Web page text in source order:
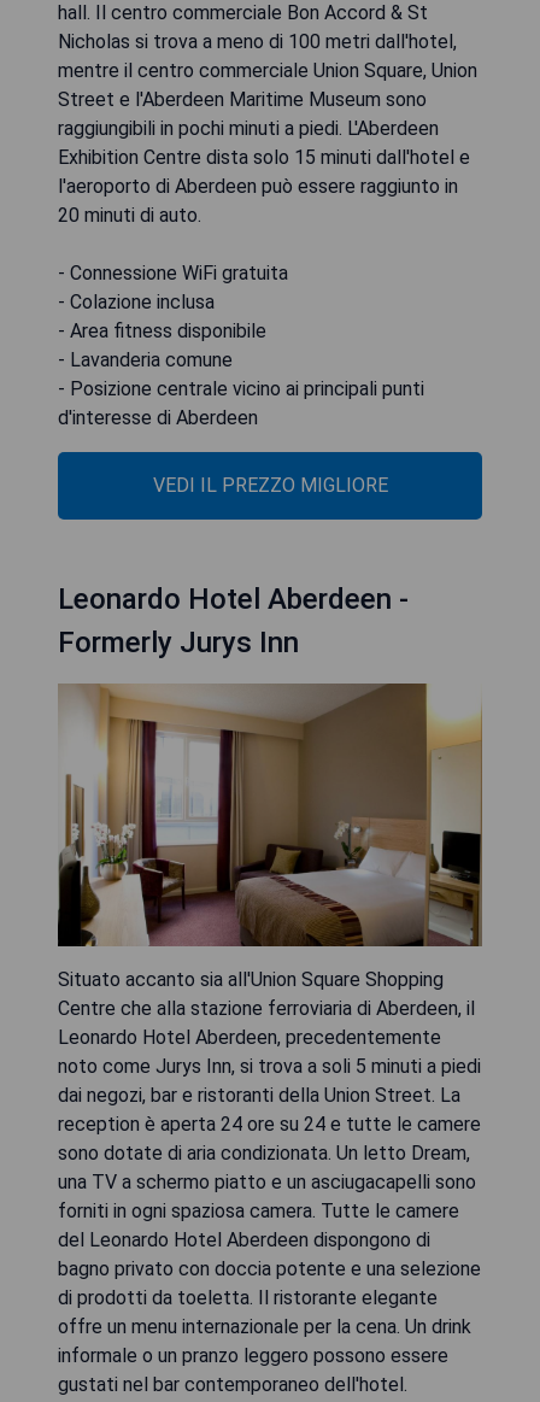
hall. Il centro commerciale Bon Accord & St
Nicholas si trova a meno di 100 metri dall'hotel,
mentre il centro commerciale Union Square, Union
Street e l'Aberdeen Maritime Museum sono
raggiungibili in pochi minuti a piedi. L'Aberdeen
Exhibition Centre dista solo 15 minuti dall'hotel e
l'aeroporto di Aberdeen può essere raggiunto in
20 minuti di auto.
- Connessione WiFi gratuita
- Colazione inclusa
- Area fitness disponibile
- Lavanderia comune
- Posizione centrale vicino ai principali punti
d'interesse di Aberdeen
VEDI IL PREZZO MIGLIORE
Leonardo Hotel Aberdeen -
Formerly Jurys Inn
Situato accanto sia all'Union Square Shopping
Centre che alla stazione ferroviaria di Aberdeen, il
Leonardo Hotel Aberdeen, precedentemente
noto come Jurys Inn, si trova a soli 5 minuti a piedi
dai negozi, bar e ristoranti della Union Street. La
reception è aperta 24 ore su 24 e tutte le camere
sono dotate di aria condizionata. Un letto Dream,
una TV a schermo piatto e un asciugacapelli sono
forniti in ogni spaziosa camera. Tutte le camere
del Leonardo Hotel Aberdeen dispongono di
bagno privato con doccia potente e una selezione
di prodotti da toeletta. Il ristorante elegante
offre un menu internazionale per la cena. Un drink
informale o un pranzo leggero possono essere
gustati nel bar contemporaneo dell'hotel.